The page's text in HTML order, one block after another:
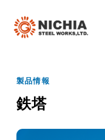
製品情報
鉄塔